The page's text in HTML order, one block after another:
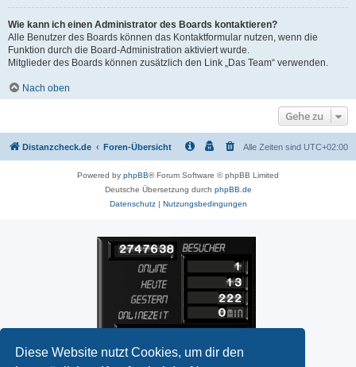
Diese Website nutzt Cookies, um dir den
Wie kann ich einen Administrator des Boards kontaktieren?
Alle Benutzer des Boards können das Kontaktformular nutzen, wenn die
Funktion durch die Board-Administration aktiviert wurde.
Mitglieder des Boards können zusätzlich den Link „Das Team“ verwenden.
Nach oben
Gehe zu
Distanzcheck.de Foren-Übersicht Alle Zeiten sind UTC+02:00
Powered by phpBB® Forum Software © phpBB Limited
Deutsche Übersetzung durch phpBB.de
Datenschutz| Nutzungsbedingungen